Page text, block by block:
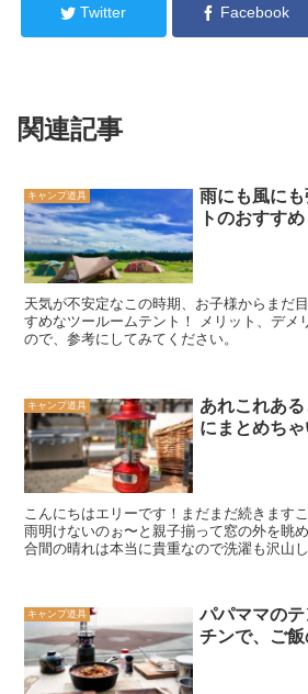
Twitter Facebook
関連記事
キャンプ道具
雨にも風に
トのおすすめ
天気が不安定なこの時期、お子様からまだ
すめなツールームテント！ メリット、デメ
ので、参考にしてみてください。
キャンプ道具
あれこれあ
にまとめちゃ
こんにちはエリーです！まだまだ続きます
雨明けないのぉ〜と親子揃って窓の外を眺
合間の晴れは本当に貴重なので洗濯も沢山
キャンプ道具
パパママの
チンで、ご飯